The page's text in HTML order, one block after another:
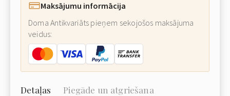
Maksājumu informācija
Doma Antikvariāts pieņem sekojošos maksājuma
veidus:
Detaļas Piegāde un atgriešana